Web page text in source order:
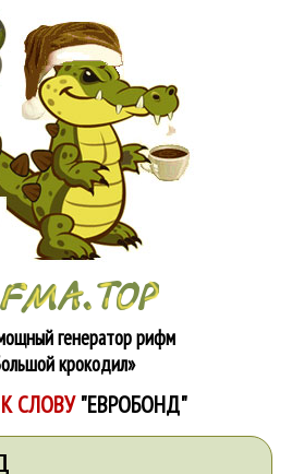
генератор рифм
крокодил»
СЛОВУ"ЕВРОБОНД"